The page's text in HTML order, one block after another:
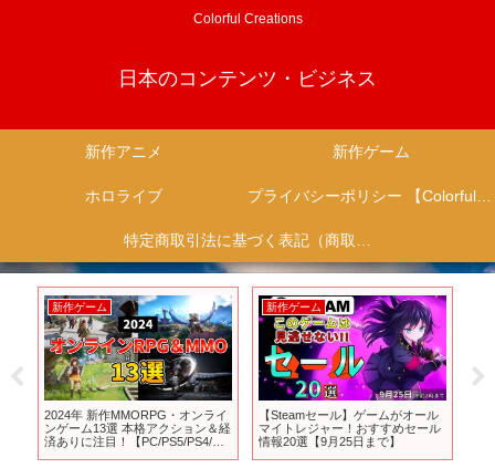
Colorful Creations
日本のコンテンツ・ビジネス
新作アニメ 新作ゲーム
ホロライブ プライバシーポリシー 【Colorful Creation】
特定商取引法に基づく表記（商取引に関する開示）
新作ゲーム
2024年 新作MMORPG・オンライ
ンゲーム13選 本格アクション＆経
済ありに注目！【PC/PS5/PS4/ス
新作ゲーム
【Steamセール】ゲームがオール
マイトレジャー！おすすめセール
情報20選【9月25日まで】